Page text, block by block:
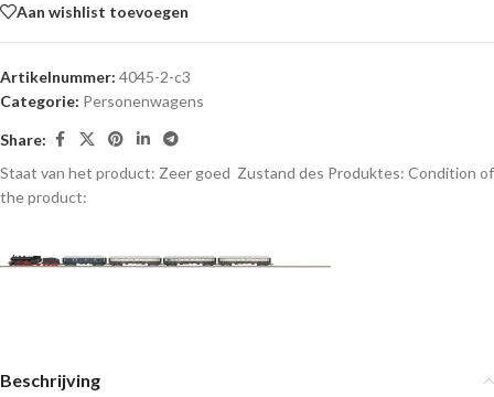
Aan wishlist toevoegen
Artikelnummer: 4045-2-c3
Categorie: Personenwagens
Share:
Staat van het product: Zeer goed Zustand des Produktes: Condition of
the product:
Beschrijving